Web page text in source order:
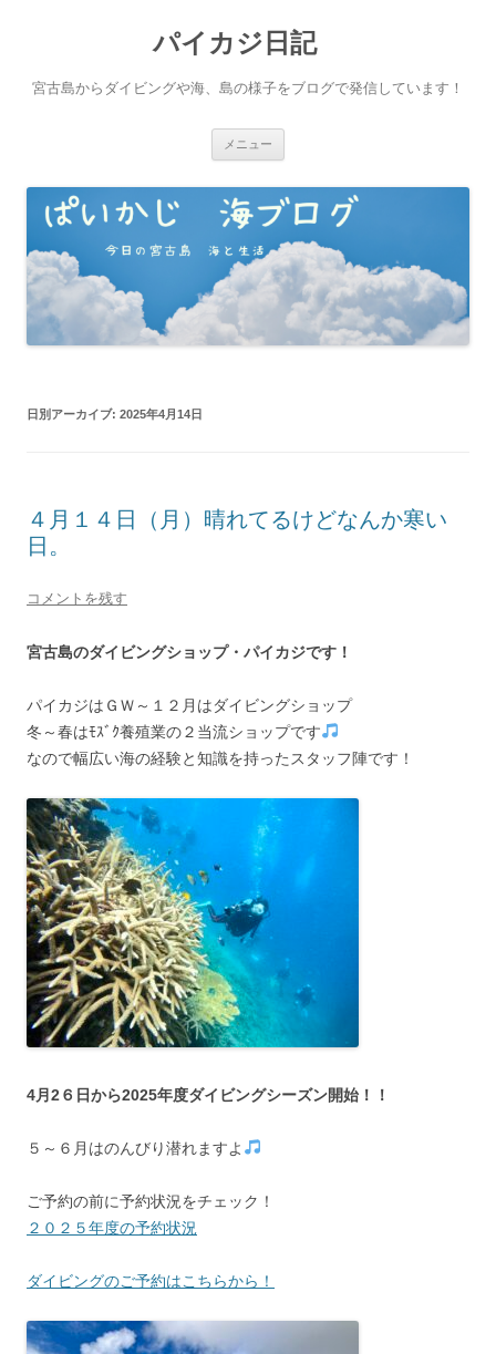
パイカジ日記
宮古島からダイビングや海、島の様子をブログで発信しています！
メニュー
ツ
へ
ス
キ
ッ
プ
日別アーカイブ: 2025年4月14日
４月１４日（月）晴れてるけどなんか寒い
日。
コメントを残す
宮古島のダイビングショップ・パイカジです！
パイカジはＧＷ～１２月はダイビングショップ
冬～春はﾓｽﾞｸ養殖業の２当流ショップです
なので幅広い海の経験と知識を持ったスタッフ陣です！
4月2６日から2025年度ダイビングシーズン開始！！
５～６月はのんびり潜れますよ
ご予約の前に予約状況をチェック！
２０２５年度の予約状況
ダイビングのご予約はこちらから！